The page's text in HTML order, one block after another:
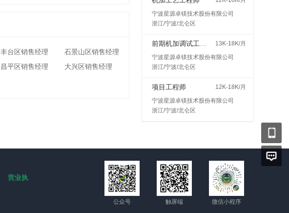
丰台区销售经理
石景山区销售经理
昌平区销售经理
大兴区销售经理
宁波星源卓镁技术股份有限公司
浙江/宁波/北仑区
13K-18K/月
宁波星源卓镁技术股份有限公司
浙江/宁波/北仑区
项目工程师
12K-18K/月
宁波星源卓镁技术股份有限公司
浙江/宁波/北仑区
营业执
公众号 触屏端 微信小程序